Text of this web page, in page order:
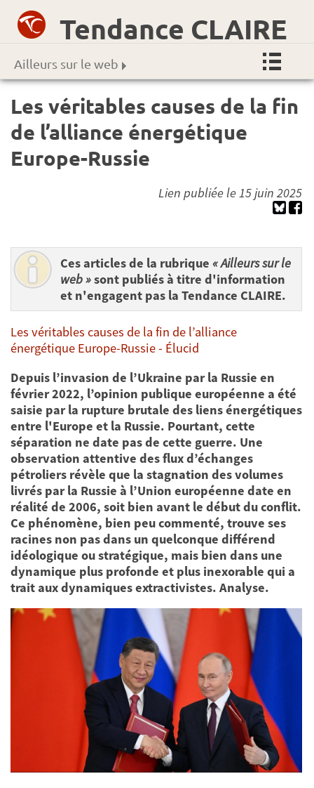
Tendance CLAIRE
Ailleurs sur le web
Les véritables causes de la fin
de l’alliance énergétique
Europe-Russie
Lien publiée le 15 juin 2025
Ces articles de la rubrique « Ailleurs sur le
web »sont publiés à titre d'information
et n'engagent pas la Tendance CLAIRE.
Les véritables causes de la fin de l’alliance
énergétique Europe-Russie - Élucid
Depuis l’invasion de l’Ukraine par la Russie en
février 2022, l’opinion publique européenne a été
saisie par la rupture brutale des liens énergétiques
entre l'Europe et la Russie. Pourtant, cette
séparation ne date pas de cette guerre. Une
observation attentive des flux d’échanges
pétroliers révèle que la stagnation des volumes
livrés par la Russie à l’Union européenne date en
réalité de 2006, soit bien avant le début du conflit.
Ce phénomène, bien peu commenté, trouve ses
racines non pas dans un quelconque différend
idéologique ou stratégique, mais bien dans une
dynamique plus profonde et plus inexorable qui a
trait aux dynamiques extractivistes. Analyse.